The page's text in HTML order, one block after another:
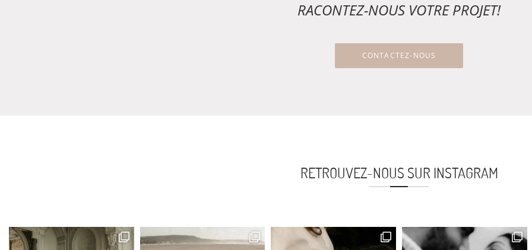
RACONTEZ-NOUS VOTRE PROJET!
CONTACTEZ-NOUS
RETROUVEZ-NOUS SUR INSTAGRAM